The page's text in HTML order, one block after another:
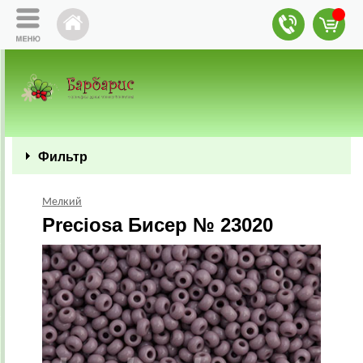
Фильтр
Мелкий
Preciosa Бисер № 23020